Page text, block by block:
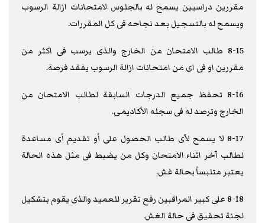
مقررين دراسيين يسمح له بالجلوس لامتحانات ازالة الرسوب
ويسمح له بالتسجيل بعد نجاحه فى كل المقررات.
8-15 طالب الامتحان من الخارج والذى يرسب فى اكثر من
مقررين او فى اى من امتحانات ازالة الرسوب يفقد فرصة.
8-16 تحفظ جميع الدرجات السابقة لطالب الامتحان من
الخارج وترصد له فى سجله الأكاديمى.
8-17 لا يسمح لأى طالب الحصول على أو تقديم أى مساعدة
لطالب آخر اثناء الامتحان وكل من يضبط فى مثل هذه الحالة
يعتبر متلبساً بحالة غش.
8-18 على كبير المراقبين رفع تقرير للعميد والذى يقوم بتشكيل
لجنة تحقيق فى حالة الغش.